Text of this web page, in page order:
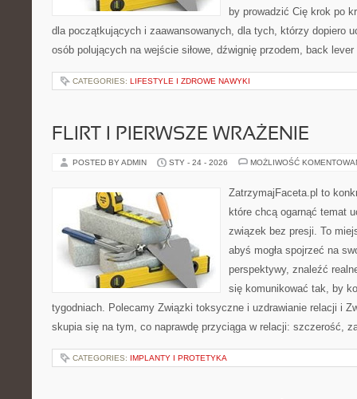
by prowadzić Cię krok po
dla początkujących i zaawansowanych, dla tych, którzy dopiero
osób polujących na wejście siłowe, dźwignię przodem, back
CATEGORIES: LIFESTYLE I ZDROWE NAWYKI
FLIRT I PIERWSZE WRAŻENIE
POSTED BY ADMIN STY - 24 - 2026 MOŻLIWOŚĆ
ZatrzymajFaceta.pl to
które chcą ogarnąć temat
związek bez presji. To
abyś mogła spojrzeć na
perspektywy, znaleźć
się komunikować tak, by
tygodniach. Polecamy Związki toksyczne i uzdrawianie relacji i
skupia się na tym, co naprawdę przyciąga w relacji: szczerość,
CATEGORIES: IMPLANTY I PROTETYKA